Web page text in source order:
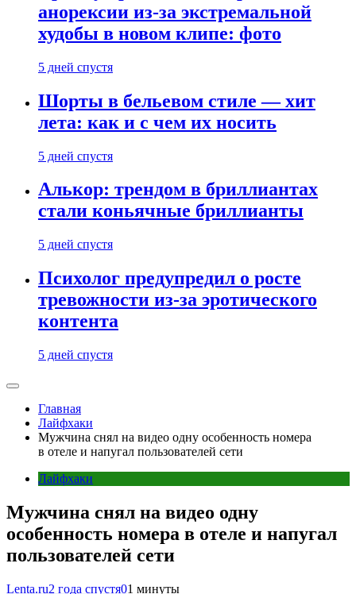
анорексии из-за экстремальной
худобы в новом клипе: фото
5 дней спустя
Шорты в бельевом стиле — хит
лета: как и с чем их носить
5 дней спустя
Алькор: трендом в бриллиантах
стали коньячные бриллианты
5 дней спустя
Психолог предупредил о росте
тревожности из-за эротического
контента
5 дней спустя
Главная
Лайфхаки
Мужчина снял на видео одну особенность номера
в отеле и напугал пользователей сети
Лайфхаки
Мужчина снял на видео одну
особенность номера в отеле и напугал
пользователей сети
Lenta.ru2 года спустя01 минуты